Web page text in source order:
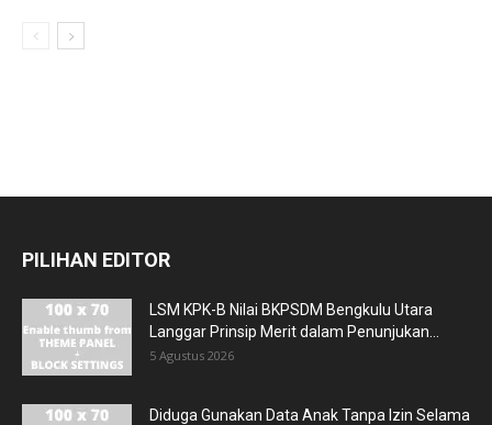
PILIHAN EDITOR
LSM KPK-B Nilai BKPSDM Bengkulu Utara
Langgar Prinsip Merit dalam Penunjukan...
5 Agustus 2026
Diduga Gunakan Data Anak Tanpa Izin Selama